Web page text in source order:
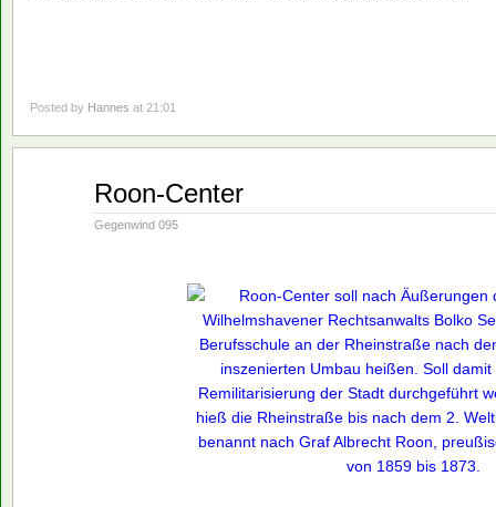
Posted by Hannes at 21:01
Roon-Center
Gegenwind 095